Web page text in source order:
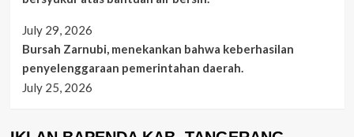
July 29, 2026
Bursah Zarnubi, menekankan bahwa keberhasilan
penyelenggaraan pemerintahan daerah.
July 25, 2026